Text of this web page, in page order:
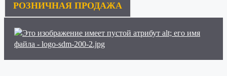
РОЗНИЧНАЯ ПРОДАЖА